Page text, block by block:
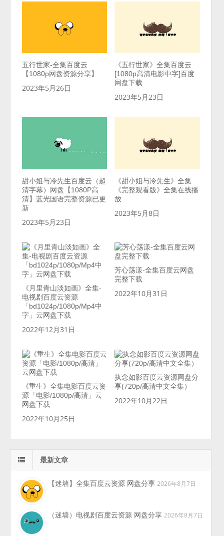
五行世家-全集百度云
【1080p网盘资源分享】
2023年5月26日
《五行世家》全集百度云
[1080p高清电影中字]百度
网盘下载
2023年5月23日
甜小姐与冷先生百度云（超
清字幕）网盘【1080P高
清】蓝光国语完整资源已更
新
2023年5月23日
《甜小姐与冷先生》全集
《完整观看版》全集在线播
放
2023年5月8日
《月里青山淡如画》全集-
电视剧百度云资源
「bd1024p/1080p/Mp4中
字」云网盘下载
2022年12月31日
芳心荡漾-全集百度云网盘
完整下载
2022年10月31日
《重生》全集电影百度云资
源「电影/1080p/高清」云
网盘下载
2022年10月25日
执念如影百度云资源网盘分
享(720p/高清中文全集）
2022年10月22日
最新文章
【迷墙】全集百度云资源 网盘分享 2026年8月7日
（迷墙）电视剧百度云资源 网盘分享 2026年8月7日